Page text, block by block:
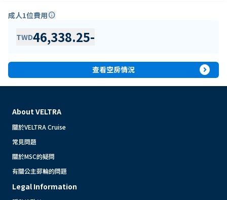
成人1位費用info
TWD46,338.25-
查看空房情況 expand_circle_right
About VELTRA
關於VELTRA Cruise
常見問題
關於MSC的疑問
有關公主郵輪的問題
Legal Information